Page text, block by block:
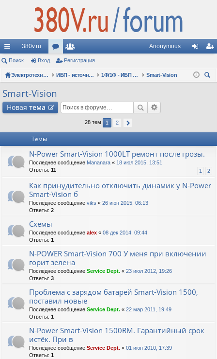
с
ы
лк
380v.ru
ор
ум
ол
ьз
ат
и
Anonymous
д ис
Поиск Вход Регистрация
Электротехнические форумы ИБП - источники бесперебойного питания 1Ф/1Ф - ИБП N-POWER - однофазные 1-10 кВА - вопросы по моделям
Smart-Vision
Smart-Vision
Новая тема
28 тем 1 2
Темы
N-Power Smart-Vision 1000LT ремонт после грозы.
Последнее сообщение Mananara « 18 июл 2015, 13:51
Ответы: 11 1 2
Как принудительно отключить динамик у N-Power
Smart-Vision б
Последнее сообщение viks « 26 июн 2015, 06:13
Ответы: 2
Схемы
Последнее сообщение alex « 08 дек 2014, 09:44
Ответы: 1
N-POWER Smart-Vision 700 У меня при включении
горит зелена
Последнее сообщение Service Dept. « 23 июл 2012, 19:26
Ответы: 3
Проблема с зарядом батарей Smart-Vision 1500,
поставил новые
Последнее сообщение Service Dept. « 22 мар 2011, 19:49
Ответы: 1
N-Power Smart-Vision 1500RM. Гарантийный срок
истёк. При в
Последнее сообщение Service Dept. « 01 июн 2010, 17:39
Ответы: 1